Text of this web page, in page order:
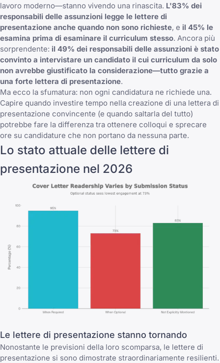
lavoro moderno—stanno vivendo una rinascita. L'83% dei
responsabili delle assunzioni legge le lettere di
presentazione anche quando non sono richieste, e il 45% le
esamina prima di esaminare il curriculum stesso. Ancora più
sorprendente: il 49% dei responsabili delle assunzioni è stato
convinto a intervistare un candidato il cui curriculum da solo
non avrebbe giustificato la considerazione—tutto grazie a
una forte lettera di presentazione.
Ma ecco la sfumatura: non ogni candidatura ne richiede una.
Capire quando investire tempo nella creazione di una lettera di
presentazione convincente (e quando saltarla del tutto)
potrebbe fare la differenza tra ottenere colloqui e sprecare
ore su candidature che non portano da nessuna parte.
Lo stato attuale delle lettere di
presentazione nel 2026
Le lettere di presentazione stanno tornando
Nonostante le previsioni della loro scomparsa, le lettere di
presentazione si sono dimostrate straordinariamente resilienti.